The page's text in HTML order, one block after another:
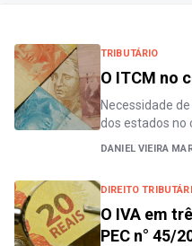
TRIBUTÁRIO
O ITCM no
Necessidade
dos estados no
DANIEL VIEIRA
DIREITO
O IVA em
PEC n° 45/